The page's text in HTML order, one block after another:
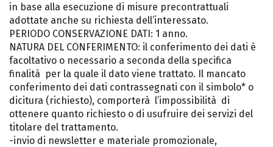
in base alla esecuzione di misure precontrattuali
adottate anche su richiesta dell’interessato.
PERIODO CONSERVAZIONE DATI: 1 anno.
NATURA DEL CONFERIMENTO: il conferimento dei dati è
facoltativo o necessario a seconda della specifica
finalità per la quale il dato viene trattato. Il mancato
conferimento dei dati contrassegnati con il simbolo* o
dicitura (richiesto), comporterà l’impossibilità di
ottenere quanto richiesto o di usufruire dei servizi del
titolare del trattamento.
-invio di newsletter e materiale promozionale,